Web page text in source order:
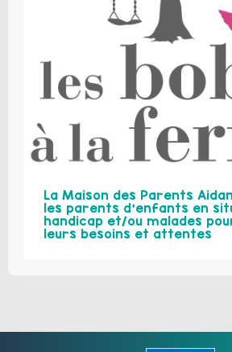
La Maison des Parents
les parents d’enfants en
handicap et/ou malades
leurs besoins et attentes